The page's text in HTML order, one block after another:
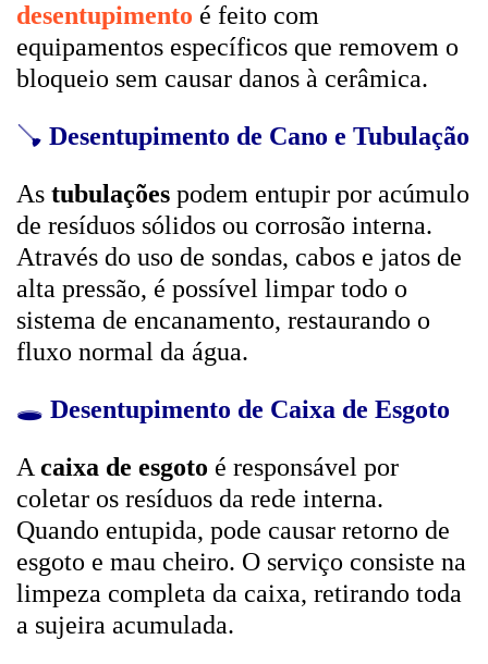
desentupimento é feito com
equipamentos específicos que removem o
bloqueio sem causar danos à cerâmica.
🪠 Desentupimento de Cano e Tubulação
As tubulações podem entupir por acúmulo
de resíduos sólidos ou corrosão interna.
Através do uso de sondas, cabos e jatos de
alta pressão, é possível limpar todo o
sistema de encanamento, restaurando o
fluxo normal da água.
🕳️ Desentupimento de Caixa de Esgoto
A caixa de esgoto é responsável por
coletar os resíduos da rede interna.
Quando entupida, pode causar retorno de
esgoto e mau cheiro. O serviço consiste na
limpeza completa da caixa, retirando toda
a sujeira acumulada.